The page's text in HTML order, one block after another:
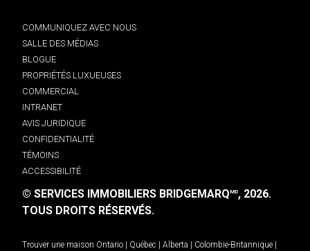
COMMUNIQUEZ AVEC NOUS
SALLE DES MÉDIAS
BLOGUE
PROPRIÉTÉS LUXUEUSES
COMMERCIAL
INTRANET
AVIS JURIDIQUE
CONFIDENTIALITÉ
TÉMOINS
ACCESSIBILITÉ
© SERVICES IMMOBILIERS BRIDGEMARQMD, 2026.
TOUS DROITS RÉSERVÉS.
Trouver une maison Ontario Québec Alberta Colombie-Britannique